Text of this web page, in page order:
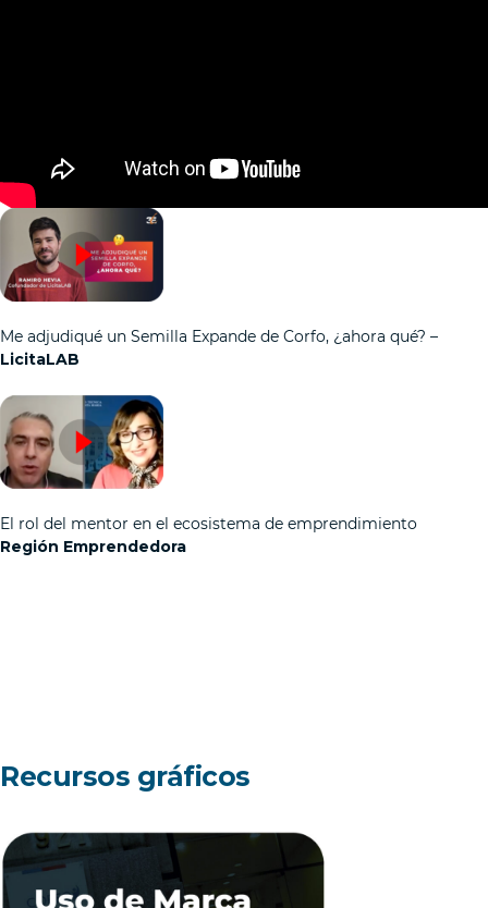
Me adjudiqué un Semilla Expande de Corfo, ¿ahora qué? –
LicitaLAB
El rol del mentor en el ecosistema de emprendimiento
Región Emprendedora
Recursos gráficos